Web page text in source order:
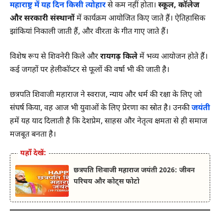
महाराष्ट्र में यह दिन किसी त्योहारसे कम नहीं होता। स्कूल, कॉलेज
और सरकारी संस्थानोंमें कार्यक्रम आयोजित किए जाते हैं। ऐतिहासिक
झांकियां निकाली जाती हैं, और वीरता के गीत गाए जाते हैं।
विशेष रूप से शिवनेरी किले औररायगढ़ किलेमें भव्य आयोजन होते हैं।
कई जगहों पर हेलीकॉप्टर से फूलों की वर्षा भी की जाती है।
छत्रपति शिवाजी महाराज ने स्वराज, न्याय और धर्म की रक्षा के लिए जो
संघर्ष किया, वह आज भी युवाओं के लिए प्रेरणा का स्रोत है। उनकीजयंती
हमें यह याद दिलाती है कि देशप्रेम, साहस और नेतृत्व क्षमता से ही समाज
मजबूत बनता है।
यहाँ देखें:
छत्रपति शिवाजी महाराज जयंती 2026: जीवन
परिचय और कोट्स फोटो